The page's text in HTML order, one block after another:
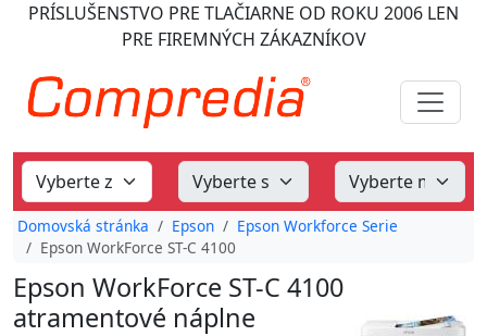
PRÍSLUŠENSTVO PRE TLAČIARNE OD ROKU 2006 LEN
PRE FIREMNÝCH ZÁKAZNÍKOV
Domovská stránka Epson
Epson Workforce Serie
Epson WorkForce ST-C 4100
Epson WorkForce ST-C 4100
atramentové náplne